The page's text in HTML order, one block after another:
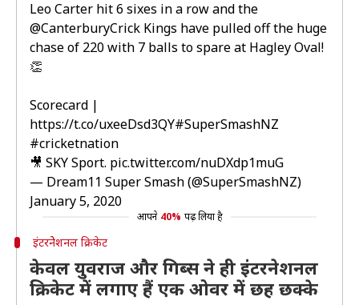
Leo Carter hit 6 sixes in a row and the
@CanterburyCrick Kings have pulled off the huge
chase of 220 with 7 balls to spare at Hagley Oval!
👏
Scorecard |
https://t.co/uxeeDsd3QY#SuperSmashNZ
#cricketnation
🎥 SKY Sport. pic.twitter.com/nuDXdp1muG
— Dream11 Super Smash (@SuperSmashNZ)
January 5, 2020
आपने 40% पढ़ लिया है
इंटरनेेशनल क्रिकेट
केवल युवराज और गिब्स ने ही इंटरनेशनल
क्रिकेट में लगाए हैं एक ओवर में छह छक्के